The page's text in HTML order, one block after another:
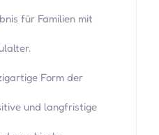
für Familien mit
Form der
und langfristige